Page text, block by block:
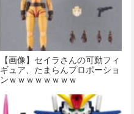
【画像】セイラさんの可動フィ
ギュア、たまらんプロポーショ
ンｗｗｗｗｗｗｗｗ